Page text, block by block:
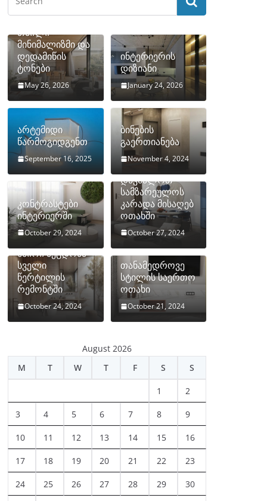
თბილი
მინიმალიზმი და
დედამიწის
ტონები
May 26, 2026
ინტერიერის
დიზიანი
January 24, 2026
არტემიდი
წარმოგიდგენთ
September 16, 2025
ბინების
გაერთიანება
November 4, 2024
კონტრასტები
ინტერიერში
October 29, 2024
როგორ
დავმალოთ
სამზარეულოს
კარადა მისაღებ
ოთახში
October 27, 2024
ხშირი შეცდომა
სველი
წერტილის
რემონტში
October 24, 2024
თანამედროვე
სტილის საერთო
ოთახი
October 21, 2024
August 2026
M
T W T F S S
1 2
3 4 5 6 7 8 9
10 11 12 13 14 15 16
17 18 19 20 21 22 23
24 25 26 27 28 29 30